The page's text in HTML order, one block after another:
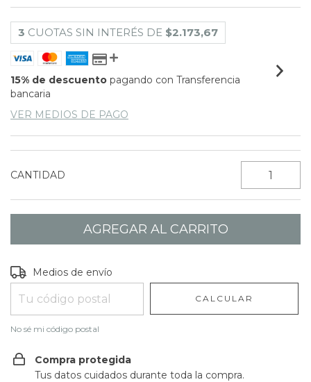
3 CUOTAS SIN INTERÉS DE $2.173,67
15% de descuento pagando con Transferencia
bancaria
VER MEDIOS DE PAGO
CANTIDAD
Entregas para el CP:
Medios de envío
CALCULAR
No sé mi código postal
Compra protegida
Tus datos cuidados durante toda la compra.